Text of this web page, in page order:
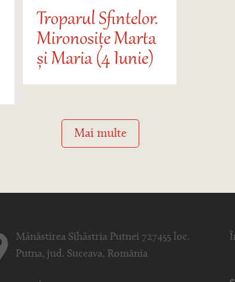
Troparul Sfintelor.
Mironosițe Marta
și Maria (4 Iunie)
Mai multe
Mănăstirea Sihăstria Putnei 727455 loc.
Putna, jud. Suceava, România